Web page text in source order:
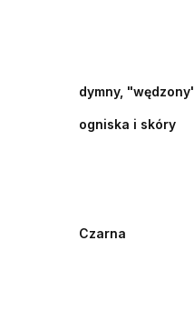
dymny,
ogniska i skóry
Czarna